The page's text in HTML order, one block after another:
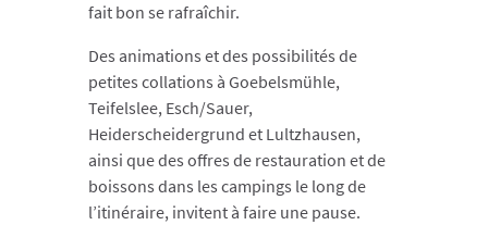
fait bon se rafraîchir.
Des animations et des possibilités de
petites collations à Goebelsmühle,
Teifelslee, Esch/Sauer,
Heiderscheidergrund et Lultzhausen,
ainsi que des offres de restauration et de
boissons dans les campings le long de
l’itinéraire, invitent à faire une pause.